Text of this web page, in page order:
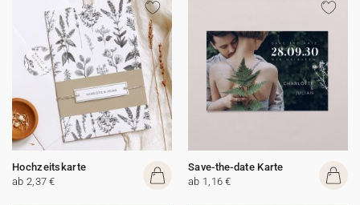
Hochzeitskarte
ab 2,37 €
Save-the-date Karte
ab 1,16 €